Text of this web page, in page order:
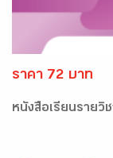
ราคา 72 บาท
หนังสือเรียนรายวิ